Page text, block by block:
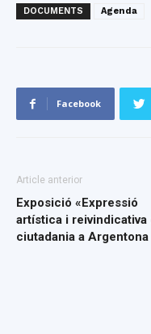
DOCUMENTS Agenda
Facebook
Article anterior
Exposició «Expressió
artística i reivindicativa
ciutadania a Argentona